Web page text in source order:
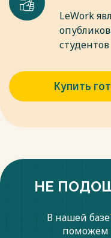
LeWork
студентов
Купить
НЕ
В нашей базе
поможем